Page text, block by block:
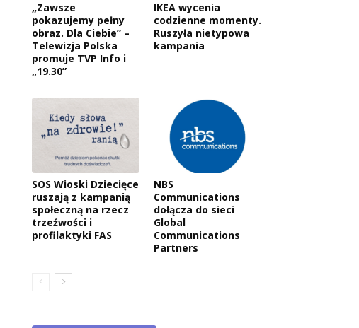
„Zawsze
pokazujemy pełny
obraz. Dla Ciebie” –
Telewizja Polska
promuje TVP Info i
„19.30”
IKEA wycenia
codzienne momenty.
Ruszyła nietypowa
kampania
SOS Wioski Dziecięce
ruszają z kampanią
społeczną na rzecz
trzeźwości i
profilaktyki FAS
NBS
Communications
dołącza do sieci
Global
Communications
Partners